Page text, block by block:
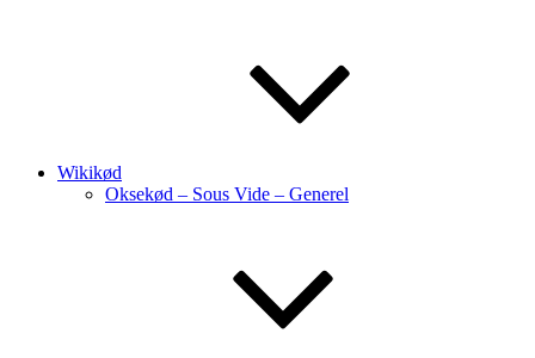
Wikikød
Oksekød – Sous Vide – Generel